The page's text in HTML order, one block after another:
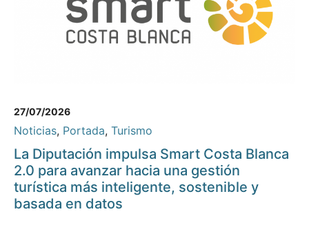
27/07/2026
Noticias, Portada, Turismo
La Diputación impulsa Smart Costa Blanca
2.0 para avanzar hacia una gestión
turística más inteligente, sostenible y
basada en datos